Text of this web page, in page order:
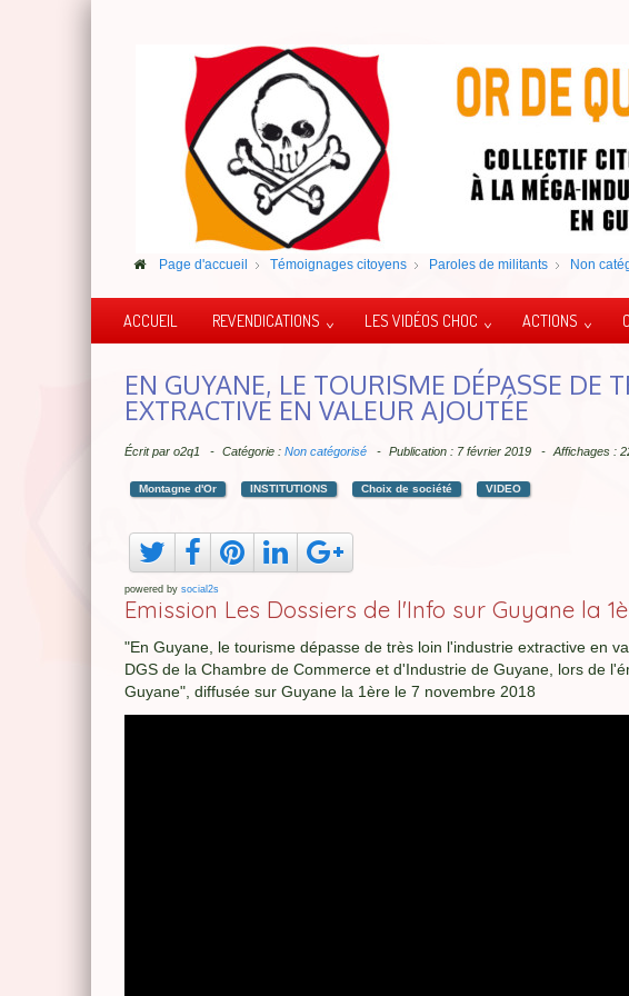
Page d'accueil Témoignages citoyens Paroles de militants Non
ACCUEIL REVENDICATIONS LES VIDÉOS CHOC ACTIONS
EN GUYANE, LE TOURISME DÉPASSE DE
EXTRACTIVE EN VALEUR AJOUTÉE
Écrit par o2q1 Catégorie : Non catégorisé Publication : 7 février 2019 Affichages :
Montagne d'Or INSTITUTIONS Choix de société VIDEO
powered by social2s
Emission Les Dossiers de l'Info sur Guyane la
"En Guyane, le tourisme dépasse de très loin l'industrie extractive en
DGS de la Chambre de Commerce et d'Industrie de Guyane, lors de
Guyane", diffusée sur Guyane la 1ère le 7 novembre 2018